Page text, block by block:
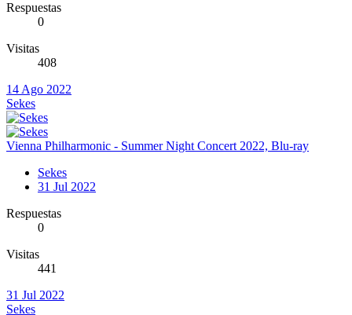
Respuestas
0
Visitas
408
14 Ago 2022
Sekes
Vienna Philharmonic - Summer Night Concert 2022, Blu-ray
Sekes
31 Jul 2022
Respuestas
0
Visitas
441
31 Jul 2022
Sekes